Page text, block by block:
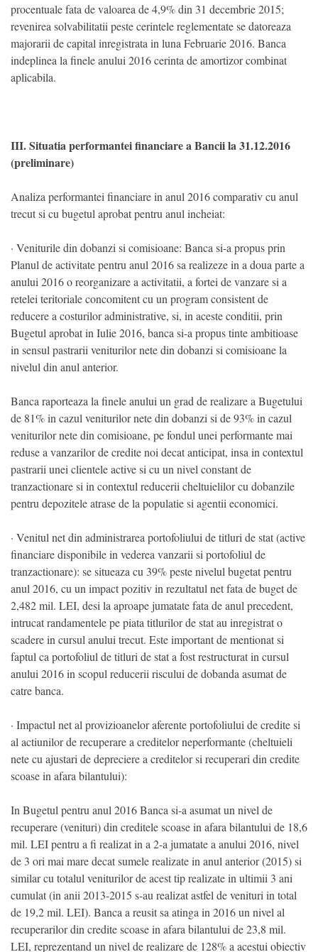
procentuale fata de valoarea de 4,9% din 31 decembrie 2015;
revenirea solvabilitatii peste cerintele reglementate se datoreaza
majorarii de capital inregistrata in luna Februarie 2016. Banca
indeplinea la finele anului 2016 cerinta de amortizor combinat
aplicabila.
III. Situatia performantei financiare a Bancii la 31.12.2016
(preliminare)
Analiza performantei financiare in anul 2016 comparativ cu anul
trecut si cu bugetul aprobat pentru anul incheiat:
· Veniturile din dobanzi si comisioane: Banca si-a propus prin
Planul de activitate pentru anul 2016 sa realizeze in a doua parte a
anului 2016 o reorganizare a activitatii, a fortei de vanzare si a
retelei teritoriale concomitent cu un program consistent de
reducere a costurilor administrative, si, in aceste conditii, prin
Bugetul aprobat in Iulie 2016, banca si-a propus tinte ambitioase
in sensul pastrarii veniturilor nete din dobanzi si comisioane la
nivelul din anul anterior.
Banca raporteaza la finele anului un grad de realizare a Bugetului
de 81% in cazul veniturilor nete din dobanzi si de 93% in cazul
veniturilor nete din comisioane, pe fondul unei performante mai
reduse a vanzarilor de credite noi decat anticipat, insa in contextul
pastrarii unei clientele active si cu un nivel constant de
tranzactionare si in contextul reducerii cheltuielilor cu dobanzile
pentru depozitele atrase de la populatie si agentii economici.
· Venitul net din administrarea portofoliului de titluri de stat (active
financiare disponibile in vederea vanzarii si portofoliul de
tranzactionare): se situeaza cu 39% peste nivelul bugetat pentru
anul 2016, cu un impact pozitiv in rezultatul net fata de buget de
2,482 mil. LEI, desi la aproape jumatate fata de anul precedent,
intrucat randamentele pe piata titlurilor de stat au inregistrat o
scadere in cursul anului trecut. Este important de mentionat si
faptul ca portofoliul de titluri de stat a fost restructurat in cursul
anului 2016 in scopul reducerii riscului de dobanda asumat de
catre banca.
· Impactul net al provizioanelor aferente portofoliului de credite si
al actiunilor de recuperare a creditelor neperformante (cheltuieli
nete cu ajustari de depreciere a creditelor si recuperari din credite
scoase in afara bilantului):
In Bugetul pentru anul 2016 Banca si-a asumat un nivel de
recuperare (venituri) din creditele scoase in afara bilantului de 18,6
mil. LEI pentru a fi realizat in a 2-a jumatate a anului 2016, nivel
de 3 ori mai mare decat sumele realizate in anul anterior (2015) si
similar cu totalul veniturilor de acest tip realizate in ultimii 3 ani
cumulat (in anii 2013-2015 s-au realizat astfel de venituri in total
de 19,2 mil. LEI). Banca a reusit sa atinga in 2016 un nivel al
recuperarilor din credite scoase in afara bilantului de 23,8 mil.
LEI, reprezentand un nivel de realizare de 128% a acestui obiectiv